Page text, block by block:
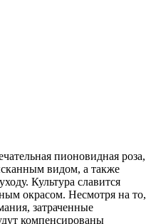
пионовидная роза,
видом, а также
Культура славится
окрасом. Несмотря на то,
затраченные
компенсированы